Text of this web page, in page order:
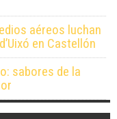
aéreos luchan
en Castellón
sabores de la